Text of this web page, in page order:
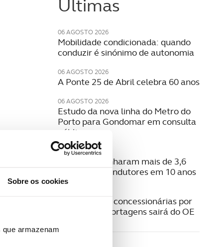
Sobre os cookies
armazenam
Últimas
06 AGOSTO 2026
Mobilidade condicionada: quando
conduzir é sinónimo de autonomia
06 AGOSTO 2026
A Ponte 25 de Abril celebra 60 anos
06 AGOSTO 2026
Estudo da nova linha do Metro do
Porto para Gondomar em consulta
pública
06 AGOSTO 2026
Radares apanharam mais de 3,6
milhões de condutores em 10 anos
Pagamento a concessionárias por
isenção das portagens sairá do OE